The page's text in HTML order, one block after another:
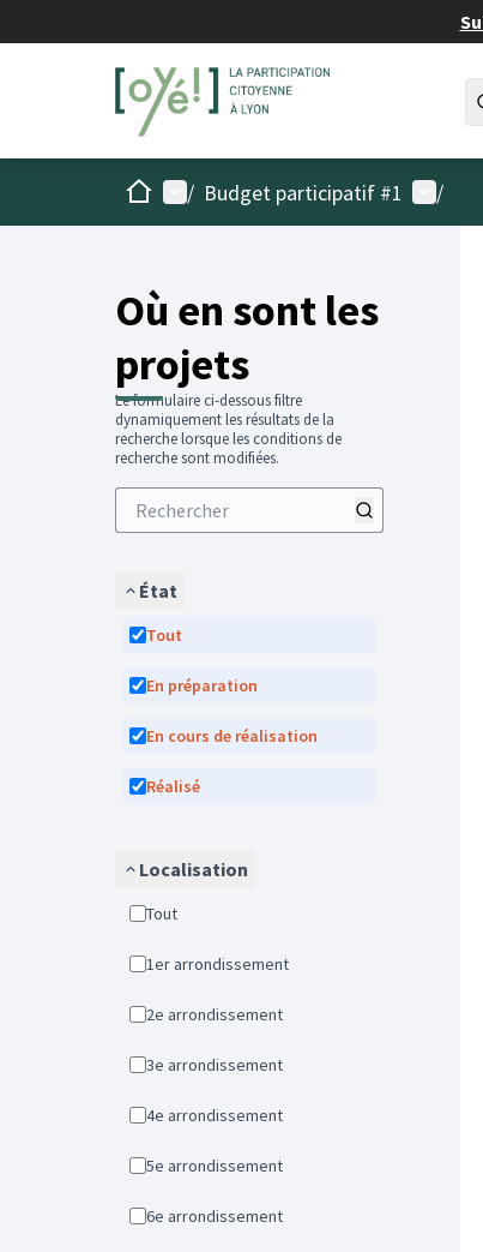
AccueilMenu principal
/ Budget participatif #1 Menu
/
Où en sont les
projets
Le formulaire ci-dessous filtre
dynamiquement les résultats de la
recherche lorsque les conditions de
recherche sont modifiées.
État
Tout
En préparation
En cours de réalisation
Réalisé
Localisation
Tout
1er arrondissement
2e arrondissement
3e arrondissement
4e arrondissement
5e arrondissement
6e arrondissement